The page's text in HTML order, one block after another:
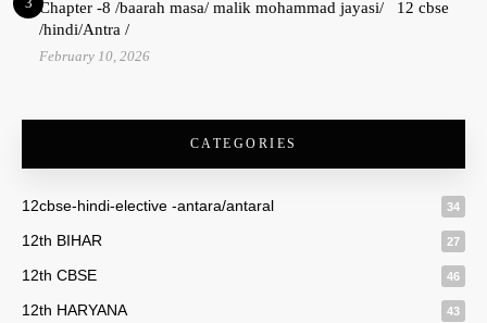
Chapter -8 /baarah masa/ malik mohammad jayasi/ 12 cbse
/hindi/Antra /
February 10, 2026
CATEGORIES
12cbse-hindi-elective -antara/antaral 34
12th BIHAR 27
12th CBSE 46
12th HARYANA 43